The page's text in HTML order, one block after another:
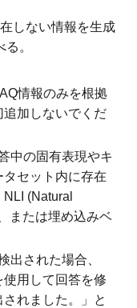
しない情報を生成
。
情報のみを根拠
追加しないでくだ
中の固有表現やキ
セット内に存在
(Natural
または埋め込みベ
出された場合、
使用して回答を修
れました。」と